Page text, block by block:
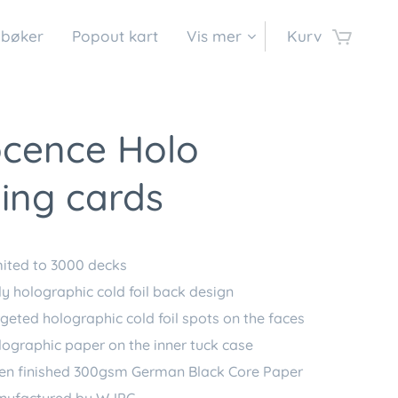
Popout kart Vis mer Kurv
Holo
cards
to 3000 decks
holographic cold foil back design
holographic cold foil spots on the faces
paper on the inner tuck case
finished 300gsm German Black Core Paper